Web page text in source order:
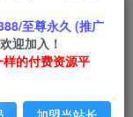
8+，部分手机
程】
至尊永久 (推广
迎加入！
的付费资源平